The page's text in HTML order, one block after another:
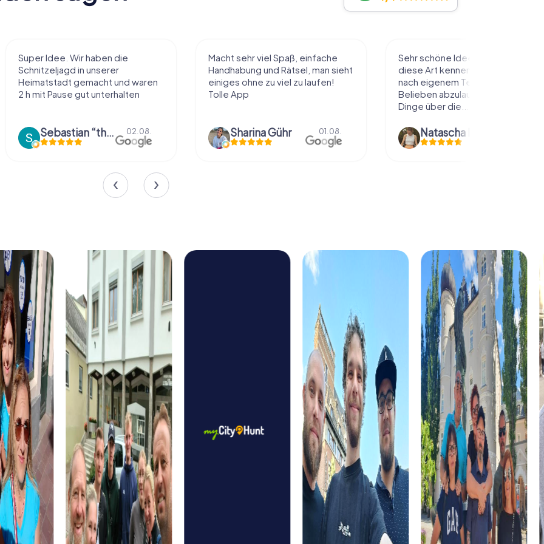
Macht sehr viel Spaß, einfache
Handhabung und Rätsel, man sieht
einiges ohne zu viel zu laufen!
Tolle App
Sharina Gühr 01.08.
Sehr schöne Idee die Stadt auf
diese Art kennenzulernen. Alles
nach eigenem Tempo und
Belieben abzulaufen und dabei
01.08.
wir haben ein Krimi aufgelöst.
fanden es echt genial gemacht.
hat meinem Mann und mir Spaß
gemacht. mal die Stadt anders
erkunden.
Anna Gsteu